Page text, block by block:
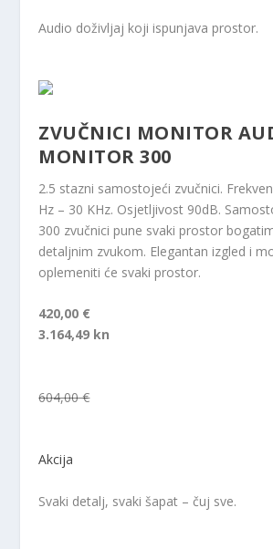
Audio doživljaj koji ispunjava prostor.
ZVUČNICI MONITOR
MONITOR 300
2.5 stazni samostojeći zvučnici.
Hz – 30 KHz. Osjetljivost 90dB.
300 zvučnici pune svaki prostor
detaljnim zvukom. Elegantan izgled i
oplemeniti će svaki prostor.
420,00 €
3.164,49 kn
604,00 €
Akcija
Svaki detalj, svaki šapat – čuj sve.